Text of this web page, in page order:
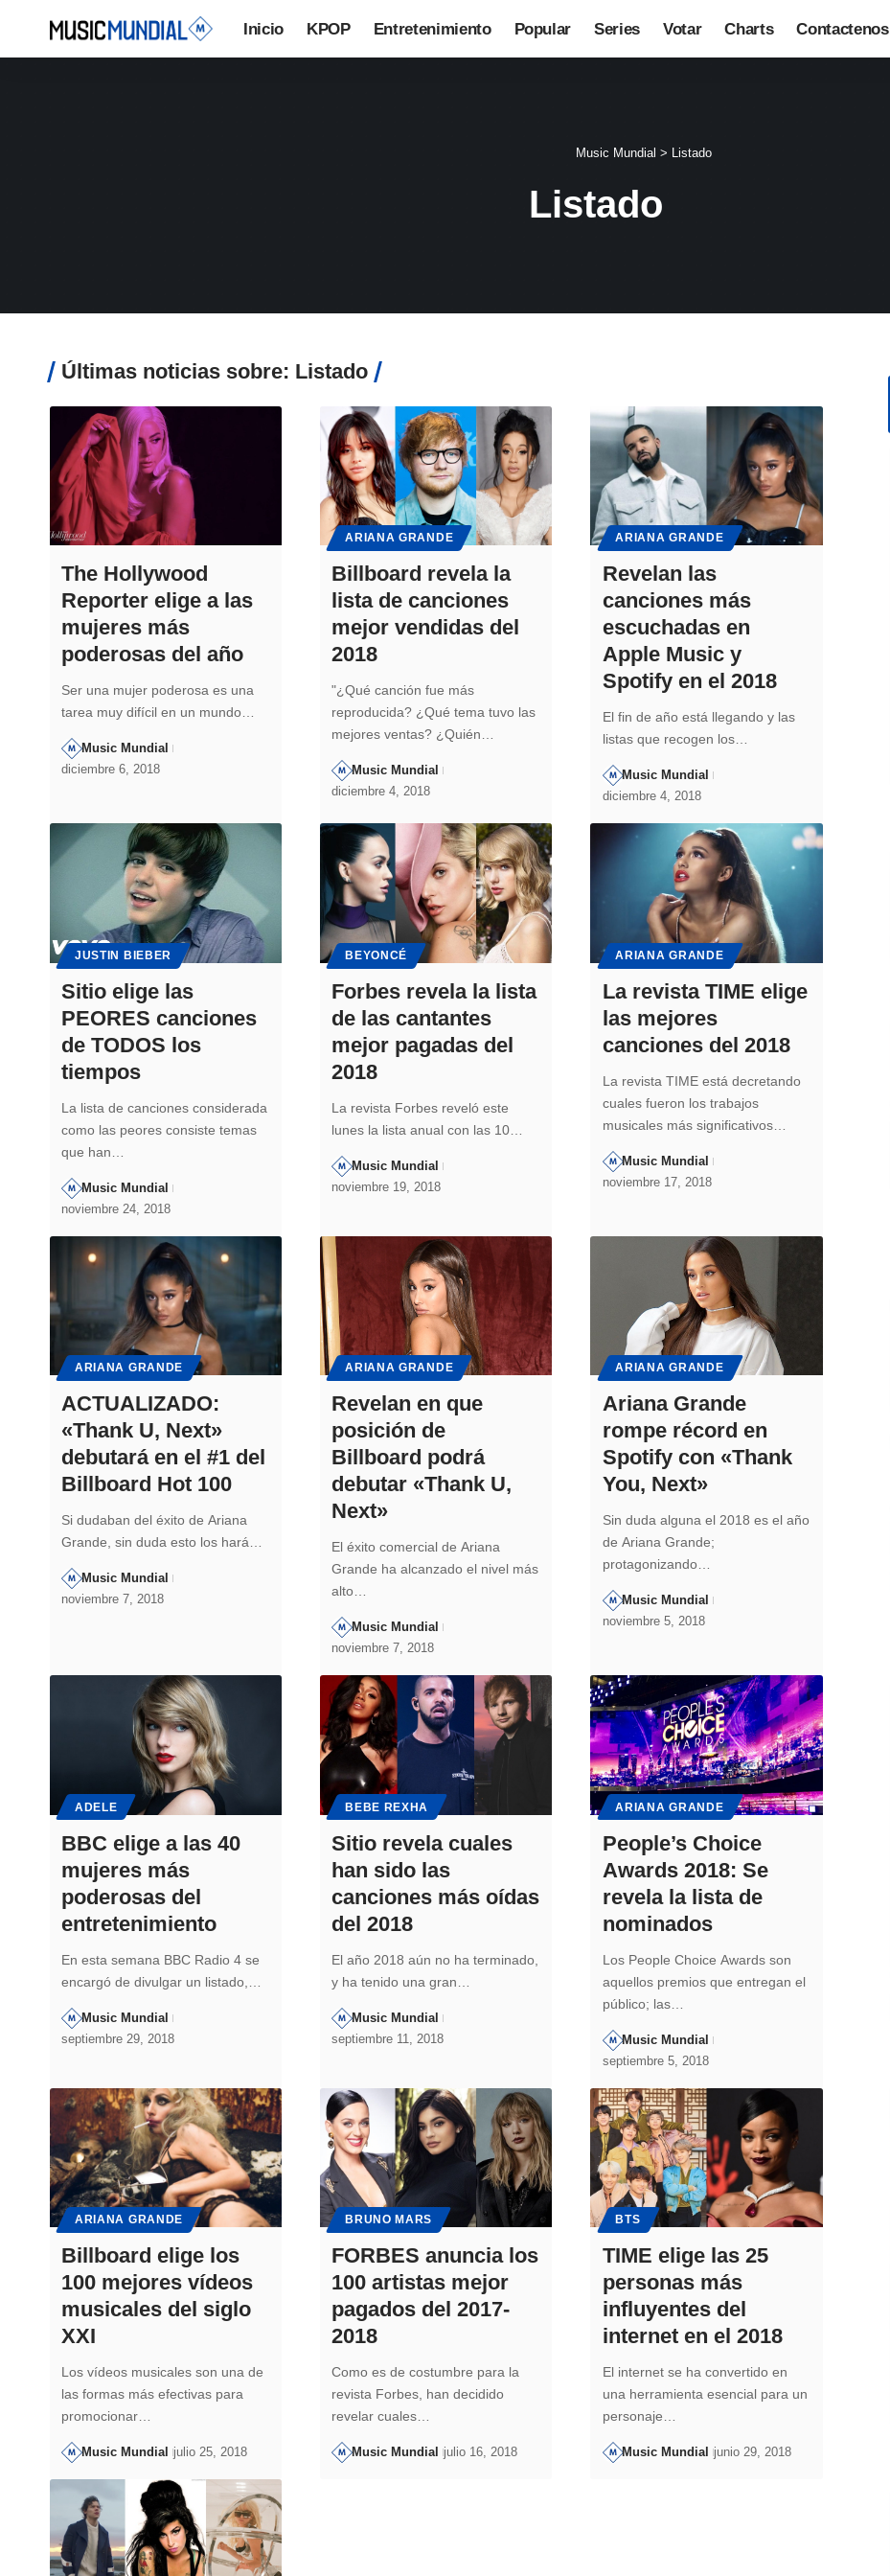
Inicio KPOP Entretenimiento Popular Series Votar Charts Contactenos
Music Mundial > Listado
Listado
Últimas noticias sobre: Listado
The Hollywood
Reporter elige a las
mujeres más
poderosas del año
Ser una mujer poderosa es una
tarea muy difícil en un mundo…
Music Mundial
diciembre 6, 2018
ARIANA GRANDE
Billboard revela la
lista de canciones
mejor vendidas del
2018
"¿Qué canción fue más
reproducida? ¿Qué tema tuvo las
mejores ventas? ¿Quién…
Music Mundial
diciembre 4, 2018
ARIANA GRANDE
Revelan las
canciones más
escuchadas en
Apple Music y
Spotify en el 2018
El fin de año está llegando y las
listas que recogen los…
Music Mundial
diciembre 4, 2018
JUSTIN BIEBER
Sitio elige las
PEORES canciones
de TODOS los
tiempos
La lista de canciones considerada
como las peores consiste temas
que han…
Music Mundial
noviembre 24, 2018
BEYONCÉ
Forbes revela la lista
de las cantantes
mejor pagadas del
2018
La revista Forbes reveló este
lunes la lista anual con las 10…
Music Mundial
noviembre 19, 2018
ARIANA GRANDE
La revista TIME elige
las mejores
canciones del 2018
La revista TIME está decretando
cuales fueron los trabajos
musicales más significativos…
Music Mundial
noviembre 17, 2018
ARIANA GRANDE
ACTUALIZADO:
«Thank U, Next»
debutará en el #1 del
Billboard Hot 100
Si dudaban del éxito de Ariana
Grande, sin duda esto los hará…
Music Mundial
noviembre 7, 2018
ARIANA GRANDE
Revelan en que
posición de
Billboard podrá
debutar «Thank U,
Next»
El éxito comercial de Ariana
Grande ha alcanzado el nivel más
alto…
Music Mundial
noviembre 7, 2018
ARIANA GRANDE
Ariana Grande
rompe récord en
Spotify con «Thank
You, Next»
Sin duda alguna el 2018 es el año
de Ariana Grande;
protagonizando…
Music Mundial
noviembre 5, 2018
ADELE
BBC elige a las 40
mujeres más
poderosas del
entretenimiento
En esta semana BBC Radio 4 se
encargó de divulgar un listado,…
Music Mundial
septiembre 29, 2018
BEBE REXHA
Sitio revela cuales
han sido las
canciones más oídas
del 2018
El año 2018 aún no ha terminado,
y ha tenido una gran…
Music Mundial
septiembre 11, 2018
ARIANA GRANDE
People’s Choice
Awards 2018: Se
revela la lista de
nominados
Los People Choice Awards son
aquellos premios que entregan el
público; las…
Music Mundial
septiembre 5, 2018
ARIANA GRANDE
Billboard elige los
100 mejores vídeos
musicales del siglo
XXI
Los vídeos musicales son una de
las formas más efectivas para
promocionar…
Music Mundial julio 25, 2018
BRUNO MARS
FORBES anuncia los
100 artistas mejor
pagados del 2017-
2018
Como es de costumbre para la
revista Forbes, han decidido
revelar cuales…
Music Mundial julio 16, 2018
BTS
TIME elige las 25
personas más
influyentes del
internet en el 2018
El internet se ha convertido en
una herramienta esencial para un
personaje…
Music Mundial junio 29, 2018